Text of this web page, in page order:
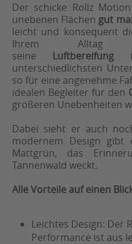
Der schicke Rollz
unebenen Flächen gut
leicht und konsequent
Ihrem Alltag
seine Luftbereifung
unterschiedlichsten
so für eine angenehme
idealen Begleiter für den
größeren Unebenheiten
Dabei sieht er auch
modernem Design gibt
Mattgrün, das
Tannenwald weckt.
Alle Vorteile auf einen
Leichtes Design: Der
Performance ist aus